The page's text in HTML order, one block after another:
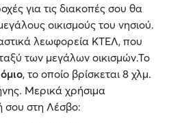
για τις διακοπές σου θα
οικισμούς του νησιού.
λεωφορεία ΚΤΕΛ, που
των μεγάλων οικισμών.Το
, το οποίο βρίσκεται 8 χλμ.
Μερικά χρήσιμα
σου στη Λέσβο: